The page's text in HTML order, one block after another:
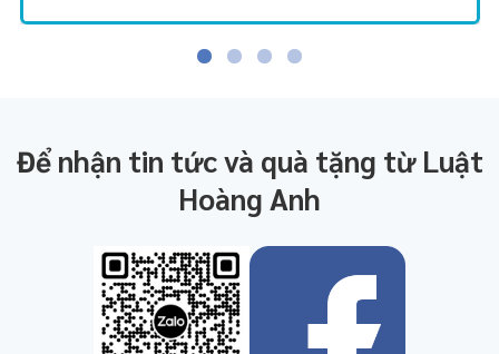
Để nhận tin tức và quà tặng từ Luật
Hoàng Anh